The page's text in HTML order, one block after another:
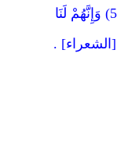
{ إِنَّ هَؤُلاءِ لَشِرْذِمَةٌ قَلِيلُونَ (54) وَإِنَّهُمْ لَنَا